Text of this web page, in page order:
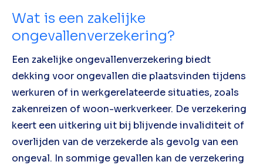
Wat is een zakelijke
ongevallenverzekering?
Een zakelijke ongevallenverzekering biedt
dekking voor ongevallen die plaatsvinden tijdens
werkuren of in werkgerelateerde situaties, zoals
zakenreizen of woon-werkverkeer. De verzekering
keert een uitkering uit bij blijvende invaliditeit of
overlijden van de verzekerde als gevolg van een
ongeval. In sommige gevallen kan de verzekering